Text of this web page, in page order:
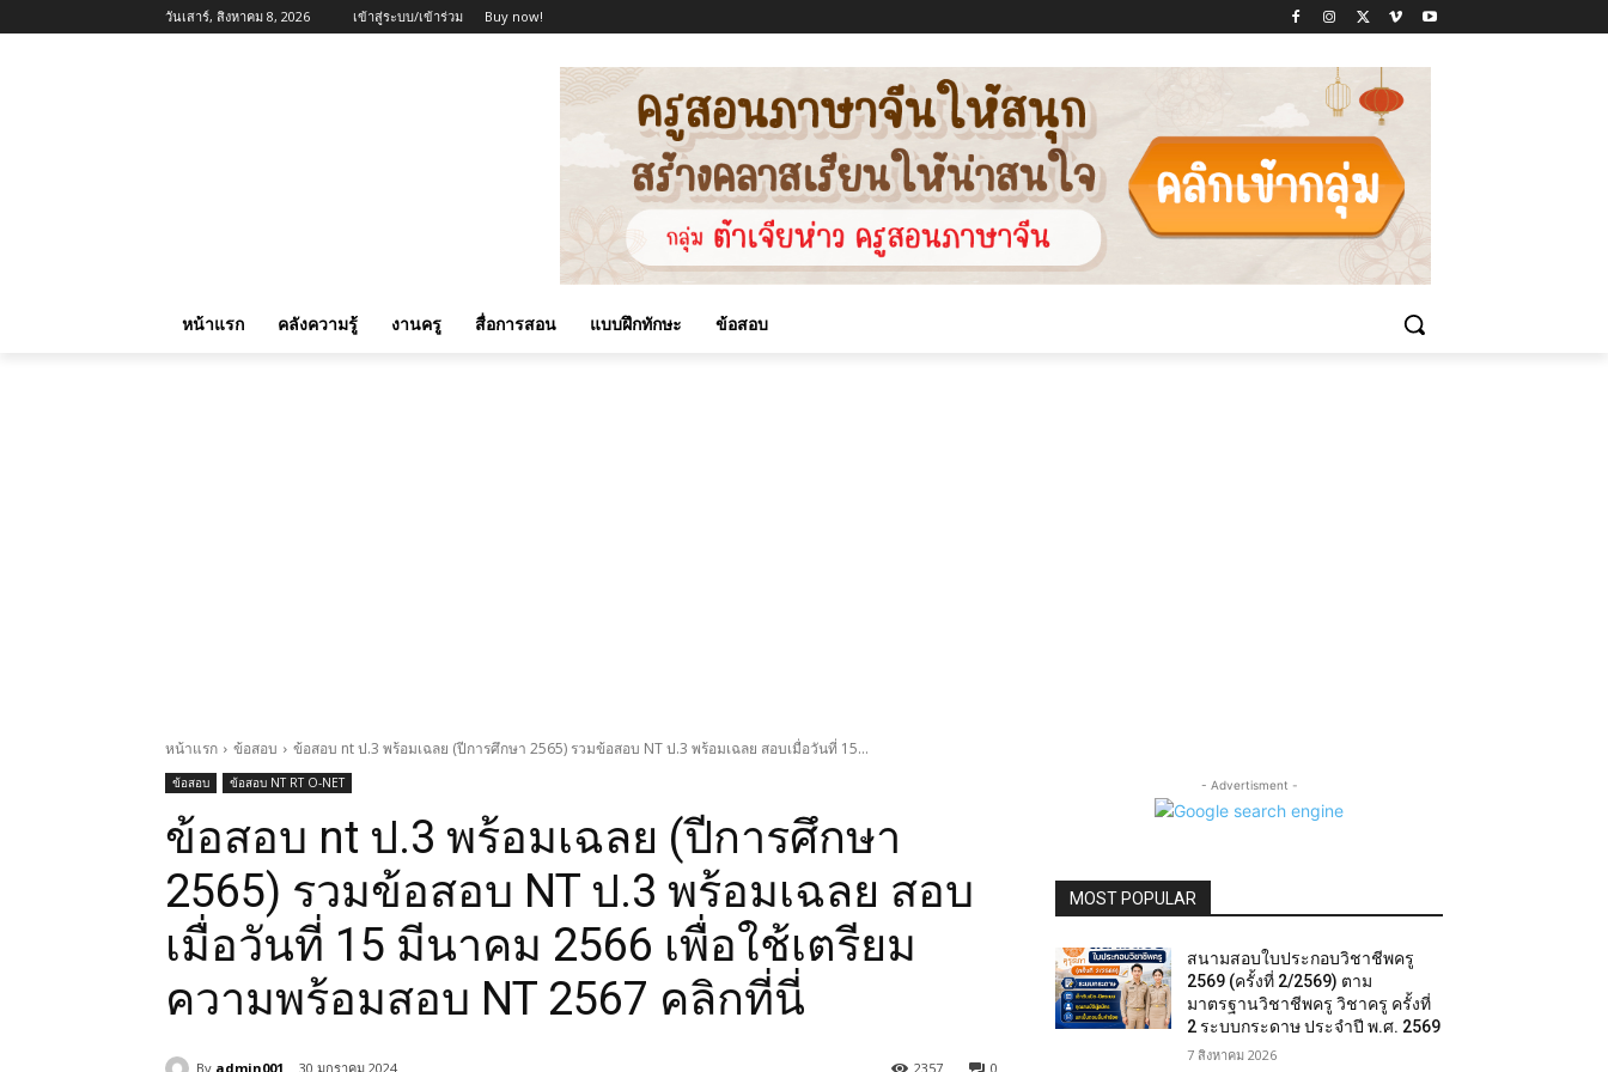
วันเสาร์, สิงหาคม 8, 2026 เข้าสู่ระบบ/เข้าร่วม Buy now!
หน้าแรก คลังความรู้ งานครู สื่อการสอน แบบฝึกทักษะ ข้อสอบ
หน้าแรก ข้อสอบ ข้อสอบ nt ป.3 พร้อมเฉลย (ปีการศึกษา 2565) รวมข้อสอบ NT ป.3 พร้อมเฉลย สอบเมื่อวันที่ 15...
ข้อสอบ ข้อสอบ NT RT O-NET
ข้อสอบ nt ป.3 พร้อมเฉลย (ปีการศึกษา
2565) รวมข้อสอบ NT ป.3 พร้อมเฉลย สอบ
เมื่อวันที่ 15 มีนาคม 2566 เพื่อใช้เตรียม
ความพร้อมสอบ NT 2567 คลิกที่นี่
By admin001 30 มกราคม 2024 0
2357
- Advertisment -
MOST POPULAR
สนามสอบใบประกอบวิชาชีพครู
2569 (ครั้งที่ 2/2569) ตาม
มาตรฐานวิชาชีพครู วิชาครู ครั้งที่
2 ระบบกระดาษ ประจำปี พ.ศ. 2569
7 สิงหาคม 2026